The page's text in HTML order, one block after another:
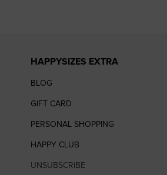
HAPPYSIZES EXTRA
BLOG
GIFT CARD
PERSONAL SHOPPING
HAPPY CLUB
UNSUBSCRIBE